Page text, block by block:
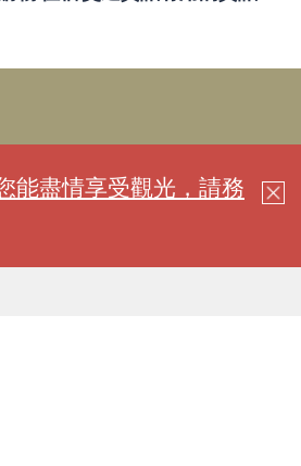
能盡情享受觀光，請務